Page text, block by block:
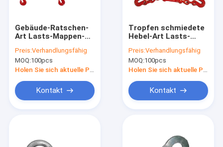
Gebäude-Ratschen-
Art Lasts-Mappen-
5200 lbs - 26000 lbs
Preis:Verhandlungsfähig
MOQ:100pcs
Holen Sie sich aktuelle Preis
Kontakt
Tropfen schmiedete
Hebel-Art Lasts-
Ketten-Größen-
anhebende
Kettenhaken
Preis:Verhandlungsfähig
MOQ:100pcs
Holen Sie sich aktuelle Preis
Kontakt